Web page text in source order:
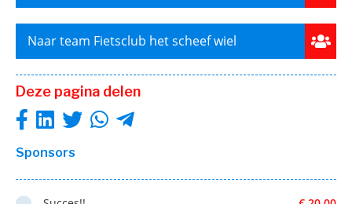
Naar team Fietsclub het scheef wiel
Deze pagina delen
Sponsors